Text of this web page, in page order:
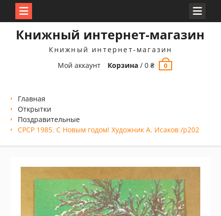
Книжный интернет-магазин
Книжный интернет-магазин
Мой аккаунт
Корзина /0₴ 0
Главная
Открытки
Поздравительные
СРСР 1985. С Новым годом! Художник А. Исаков /р202